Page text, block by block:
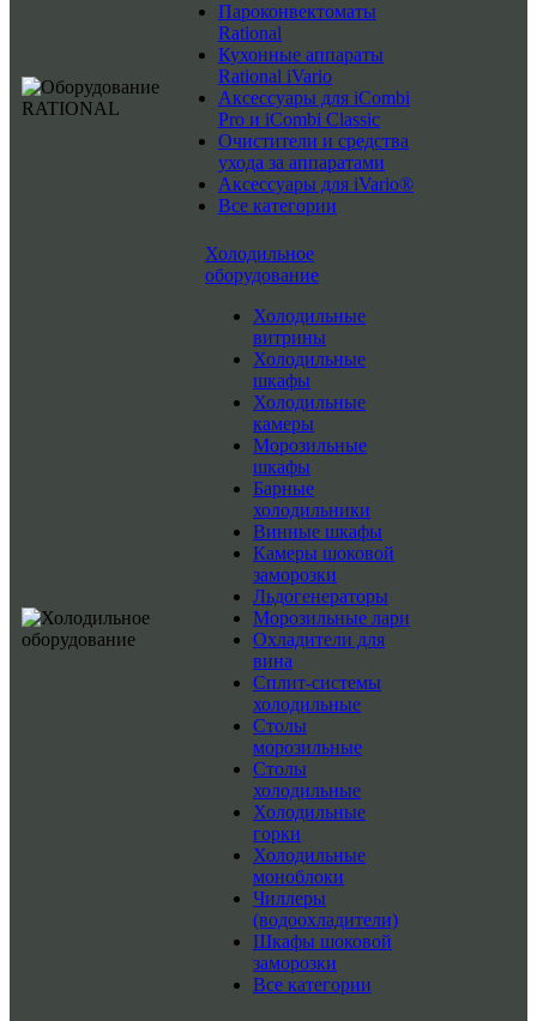
Пароконвектоматы
Rational
Кухонные аппараты
Rational iVario
Аксессуары для iCombi
Pro и iCombi Classic
Очистители и средства
ухода за аппаратами
Аксессуары для iVario®
Все категории
Холодильное
оборудование
Холодильные
витрины
Холодильные
шкафы
Холодильные
камеры
Морозильные
шкафы
Барные
холодильники
Винные шкафы
Камеры шоковой
заморозки
Льдогенераторы
Морозильные лари
Охладители для
вина
Сплит-системы
холодильные
Столы
морозильные
Столы
холодильные
Холодильные
горки
Холодильные
моноблоки
Чиллеры
(водоохладители)
Шкафы шоковой
заморозки
Все категории